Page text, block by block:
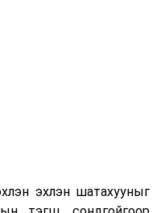
эхлэн шатахууныг